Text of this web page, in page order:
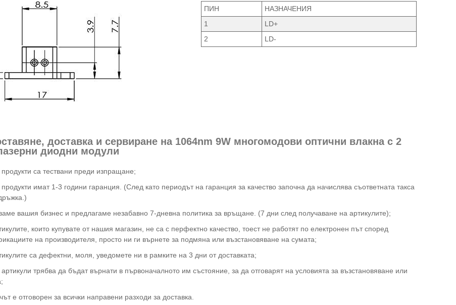
ПИН
НАЗНАЧЕНИЯ
1
LD+
2
LD-
доставка и сервиране на 1064nm 9W многомодови оптични влакна с 2
диодни модули
продукти са тествани преди изпращане;
продукти имат 1-3 години гаранция. (След като периодът на гаранция за качество започна да начислява съответната такса
вашия бизнес и предлагаме незабавно 7-дневна политика за връщане. (7 дни след получаване на артикулите);
които купувате от нашия магазин, не са с перфектно качество, тоест не работят по електронен път според
на производителя, просто ни ги върнете за подмяна или възстановяване на сумата;
са дефектни, моля, уведомете ни в рамките на 3 дни от доставката;
артикули трябва да бъдат върнати в първоначалното им състояние, за да отговарят на условията за възстановяване или
е отговорен за всички направени разходи за доставка.